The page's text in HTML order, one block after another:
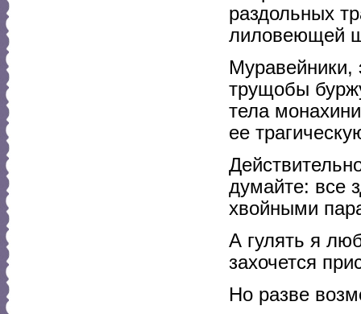
раздольных
лиловеющей
Муравейники,
трущобы
тела
ее
думайте: все
хвойными
А гулять я
захочется
Но разве